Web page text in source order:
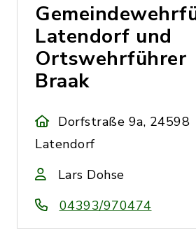
Latendorf und
Ortswehrführer
Braak
Dorfstraße 9a, 24598
Latendorf
Lars Dohse
04393/970474